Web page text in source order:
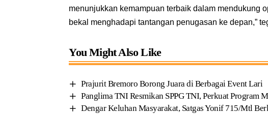
menunjukkan kemampuan terbaik dalam mendukung
bekal menghadapi tantangan penugasan ke depan,”
You Might Also Like
Prajurit Bremoro Borong Juara di Berbagai Event Lari
Panglima TNI Resmikan SPPG TNI, Perkuat Program
Dengar Keluhan Masyarakat, Satgas Yonif 715/Mtl